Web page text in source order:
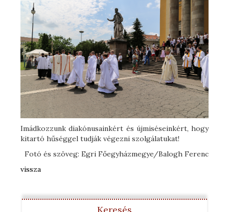
Imádkozzunk diakónusainkért és újmiséseinkért, hogy
kitartó hűséggel tudják végezni szolgálatukat!
Fotó és szöveg: Egri Főegyházmegye/Balogh Ferenc
vissza